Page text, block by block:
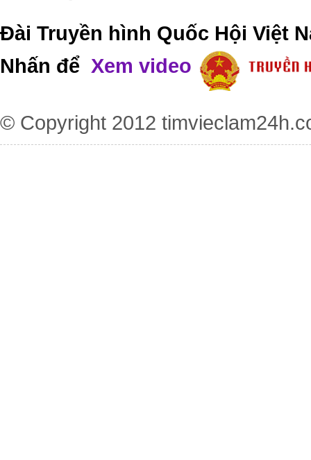
Đài Truyền hình Quốc Hội Việt
Nhấn để Xem video
© Copyright 2012